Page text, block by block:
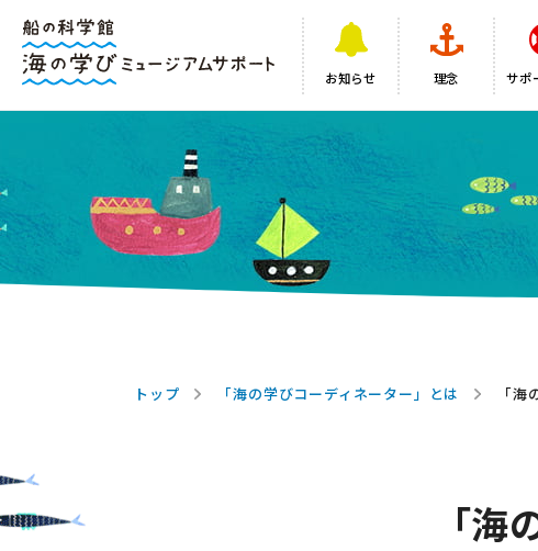
お知らせ 理念 サポ
トップ 「海の学びコーディネーター」とは 「
「